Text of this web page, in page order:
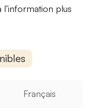
l’information plus
Français